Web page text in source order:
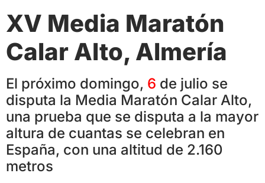
XV Media Maratón
Calar Alto, Almería
El próximo domingo, 6 de julio se
disputa la Media Maratón Calar Alto,
una prueba que se disputa a la mayor
altura de cuantas se celebran en
España, con una altitud de 2.160
metros